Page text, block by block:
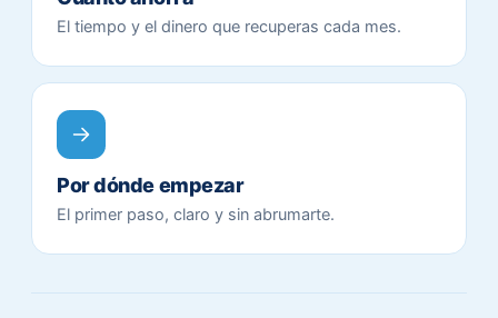
El tiempo y el dinero que recuperas cada mes.
Por dónde empezar
El primer paso, claro y sin abrumarte.